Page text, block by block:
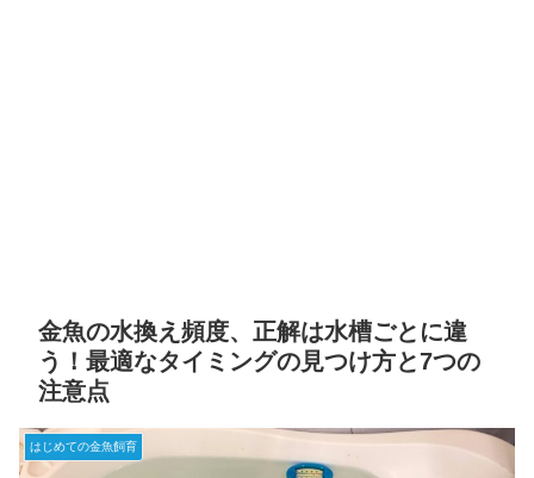
金魚の水換え頻度、正解は水槽ごとに違
う！最適なタイミングの見つけ方と7つの
注意点
はじめての金魚飼育